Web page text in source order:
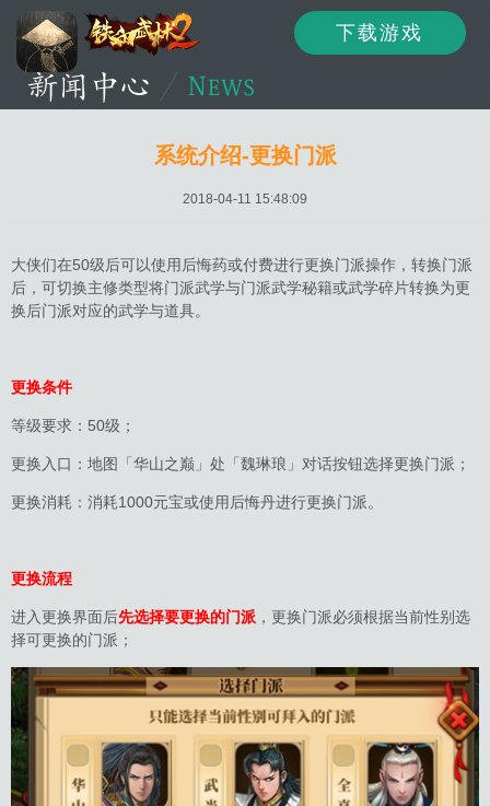
下载游戏
系统介绍-更换门派
2018-04-11 15:48:09
大侠们在50级后可以使用后悔药或付费进行更换门派操作，转换门派
后，可切换主修类型将门派武学与门派武学秘籍或武学碎片转换为更
换后门派对应的武学与道具。
更换条件
等级要求：50级；
更换入口：地图「华山之巅」处「魏琳琅」对话按钮选择更换门派；
更换消耗：消耗1000元宝或使用后悔丹进行更换门派。
更换流程
进入更换界面后先选择要更换的门派 ，更换门派必须根据当前性别选
择可更换的门派；
资讯